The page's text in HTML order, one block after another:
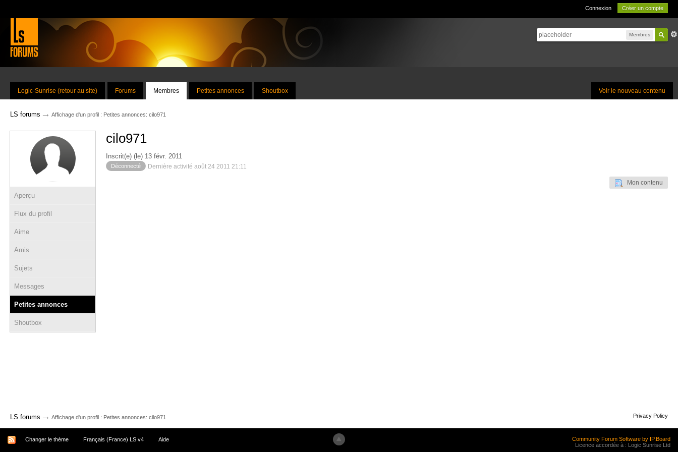
Connexion Créer un compte
Membres
Voir le nouveau contenu
Logic-Sunrise (retour au site) Forums Membres Petites annonces Shoutbox
LS forums → Affichage d'un profil : Petites annonces: cilo971
Aperçu
Flux du profil
Aime
Amis
Sujets
Messages
Petites annonces
Shoutbox
cilo971
Inscrit(e) (le) 13 févr. 2011
Déconnecté Dernière activité août 24 2011 21:11
Mon contenu
LS forums → Affichage d'un profil : Petites annonces: cilo971 Privacy Policy
Changer le thème Français (France) LS v4 Aide
Community Forum Software by IP.Board
Licence accordée à : Logic Sunrise Ltd